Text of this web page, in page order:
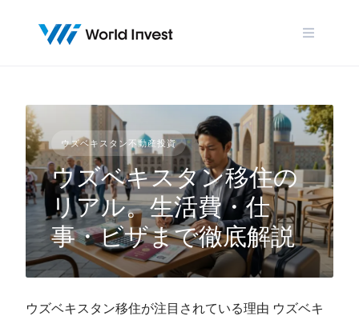
ウズベキスタン不動産投資
ウズベキスタン移住の
リアル。生活費・仕
事・ビザまで徹底解説
ウズベキスタン移住が注目されている理由 ウズベキ